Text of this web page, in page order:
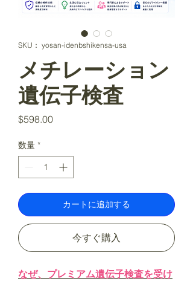
SKU： yosan-idenbshikensa-usa
メチレーション
遺伝子検査
$598.00価
数量 *
カートに追加する
今すぐ購入
なぜ、プレミアム遺伝子検査を受け